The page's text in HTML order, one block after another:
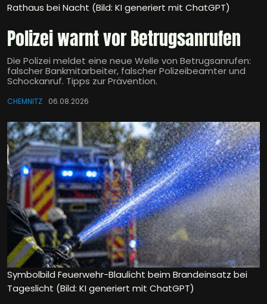
Rathaus bei Nacht (Bild: KI generiert mit ChatGPT)
Polizei warnt vor Betrugsanrufen
Die Polizei meldet eine neue Welle von Betrugsanrufen:
falscher Bankmitarbeiter, falscher Polizeibeamter und
Schockanruf. Tipps zur Prävention.
CHEMNITZ 06.08.2026
Symbolbild Feuerwehr-Blaulicht beim Brandeinsatz bei
Tageslicht (Bild: KI generiert mit ChatGPT)